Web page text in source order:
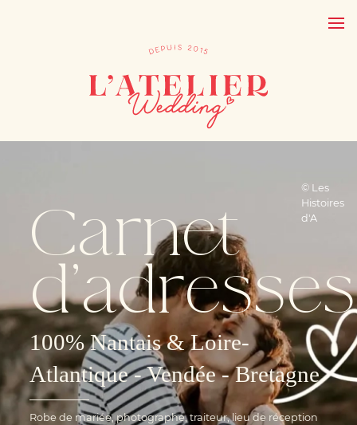
Carnet
d’adresses
100% Nantais & Loire-
Atlantique - Vendée - Bretagne
Robe de mariée, photographe, traiteur, lieu de réception
© Les
Histoires
d'A